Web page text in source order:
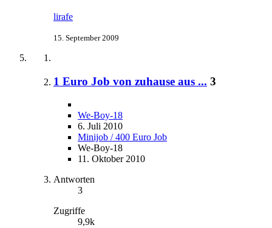
lirafe
15. September 2009
1 Euro Job von zuhause aus ... 3
We-Boy-18
6. Juli 2010
Minijob / 400 Euro Job
We-Boy-18
11. Oktober 2010
Antworten
3
Zugriffe
9,9k